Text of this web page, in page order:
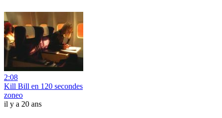
2:08
Kill Bill en 120 secondes
zoneo
il y a 20 ans